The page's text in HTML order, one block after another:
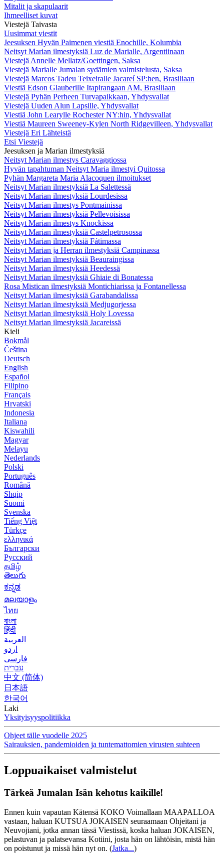
Mitalit ja skapulaarit
Ihmeelliset kuvat
Viestejä Taivasta
Uusimmat viestit
Jeesuksen Hyvän Paimenen viestiä Enochille, Kolumbia
Neitsyt Marian ilmestyksiä Luz de Marialle, Argentiinaan
Viestejä Annelle Mellatz/Goettingen, Saksa
Viestejä Marialle Jumalan sydämien valmistelusta, Saksa
Viestejä Marcos Tadeu Teixeiralle Jacareí SP:hen, Brasiliaan
Viestiä Edson Glauberille Itapirangaan AM, Brasiliaan
Viestejä Pyhän Perheen Turvapaikkaan, Yhdysvallat
Viestejä Uuden Alun Lapsille, Yhdysvallat
Viestiä John Learylle Rochester NY:hin, Yhdysvallat
Viestiä Maureen Sweeney-Kylen North Ridgevilleen, Yhdysvallat
Viestejä Eri Lähteistä
Etsi Viestejä
Jeesuksen ja Marian ilmestyksiä
Neitsyt Marian ilmestys Caravaggiossa
Hyvän tapahtuman Neitsyt Maria ilmestyi Quitossa
Pyhän Margareta Maria Alacoquen ilmoitukset
Neitsyt Marian ilmestyksiä La Salettessä
Neitsyt Marian ilmestyksiä Lourdesissa
Neitsyt Marian ilmestys Pontmainissa
Neitsyt Marian ilmestyksiä Pellevoisissa
Neitsyt Marian ilmestys Knockissa
Neitsyt Marian ilmestyksiä Castelpetrosossa
Neitsyt Marian ilmestyksiä Fátimassa
Neitsyt Marian ja Herran ilmestyksiä Campinassa
Neitsyt Marian ilmestyksiä Beauraingissa
Neitsyt Marian ilmestyksiä Heedessä
Neitsyt Marian ilmestyksiä Ghiaie di Bonatessa
Rosa Mistican ilmestyksiä Montichiarissa ja Fontanellessa
Neitsyt Marian ilmestyksiä Garabandalissa
Neitsyt Marian ilmestyksiä Medjugorjessa
Neitsyt Marian ilmestyksiä Holy Lovessa
Neitsyt Marian ilmestyksiä Jacareissä
Kieli
Bokmål
Čeština
Deutsch
English
Español
Filipino
Français
Hrvatski
Indonesia
Italiana
Kiswahili
Magyar
Melayu
Nederlands
Polski
Português
Română
Shqip
Suomi
Svenska
Tiếng Việt
Türkçe
ελληνικά
Български
Русский
தமிழ்
తెలుగు
ಕನ್ನಡ
മലയാളം
ไทย
বাংলা
हिंदी
العربية
اردو
فارسی
עִברִית
中文 (简体)
日本語
한국어
Laki
Yksityisyyspolitiikka
Ohjeet tälle vuodelle 2025
Sairauksien, pandemioiden ja tuntemattomien virusten suhteen
Loppuaikaiset valmistelut
Tärkeä Jumalan Isän kehotus kaikille!
Ennen kuin vapautan Kätensä KOKO Voimallaan MAAPALLOA
vastaan, haluan KUTSUA JOKAISEN seuraamaan Ohjeitani ja
Neuvojiani, jotka annan tässä Viestissä, koska haluan JOKAISEN,
pelastuvan ja palatsevansa Kotiini, josta hän on lähtöisin, mistä hän
on poistunut ja missä hän nyt on. (Jatka...)